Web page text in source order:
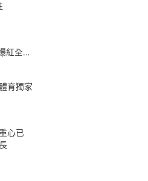
紅全球
育獨家
心已